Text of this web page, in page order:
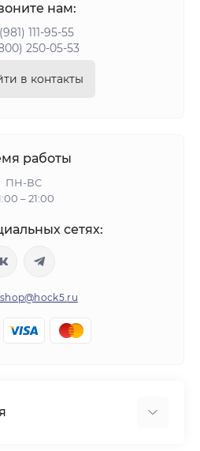
нам:
111-95-55
250-05-53
в контакты
работы
ПН-ВС
– 21:00
сетях: